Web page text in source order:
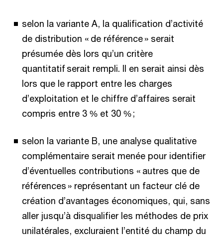
selon la variante A, la qualification d’activité
de distribution « de référence » serait
présumée dès lors qu’un critère
quantitatif serait rempli. Il en serait ainsi dès
lors que le rapport entre les charges
d’exploitation et le chiffre d’affaires serait
compris entre 3 % et 30 % ;
selon la variante B, une analyse qualitative
complémentaire serait menée pour identifier
d’éventuelles contributions « autres que de
références » représentant un facteur clé de
création d’avantages économiques, qui, sans
aller jusqu’à disqualifier les méthodes de prix
unilatérales, excluraient l’entité du champ du